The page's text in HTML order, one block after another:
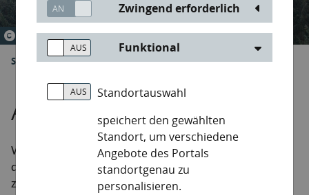
© Johannes Müller
Sie sind hier: Start Aktiv für die Umwelt Artenmeldung
Artenmeldung
Werden Sie aktiv für unsere Umwelt. Tragen Sie mit
dem Melden von geschützten und invasiven Arten
zum Schutz von Fauna und Flora bei.
Zwingend erforderlich
Funktional
Standortauswahl
speichert den gewählten
Standort, um verschiedene
Angebote des Portals
standortgenau zu
personalisieren.